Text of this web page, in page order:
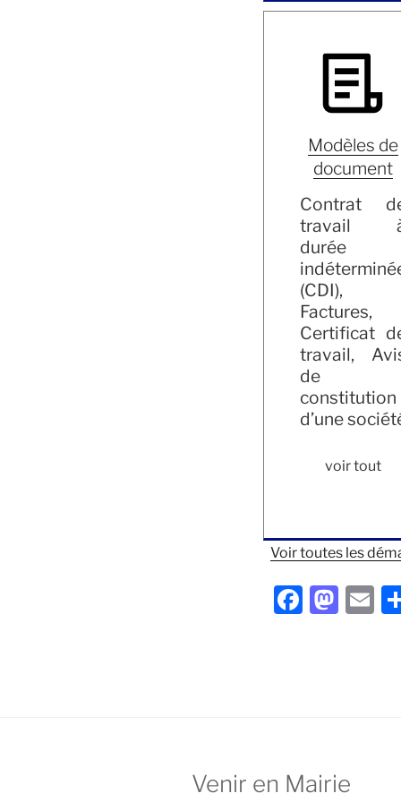
Modèles de
document
Contrat
travail
durée
(CDI),
Factures,
Certificat
travail,
de
constitution
d’une
voir tout
Voir toutes les
F
o
M
n
E
Venir en Mairie